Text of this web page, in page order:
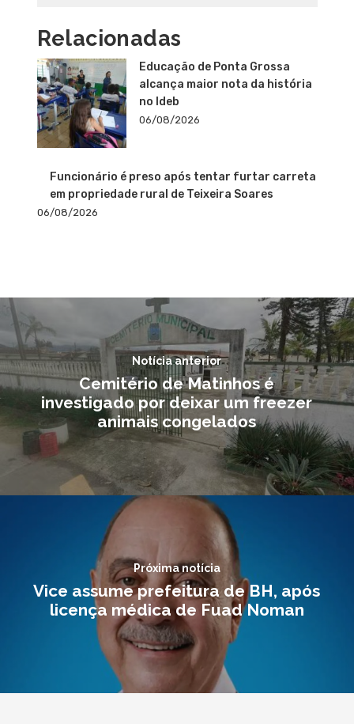
Relacionadas
Educação de Ponta Grossa
alcança maior nota da história
no Ideb
06/08/2026
Funcionário é preso após tentar furtar carreta
em propriedade rural de Teixeira Soares
06/08/2026
Notícia anterior
Cemitério de Matinhos é
investigado por deixar um freezer
animais congelados
Próxima notícia
Vice assume prefeitura de BH, após
licença médica de Fuad Noman